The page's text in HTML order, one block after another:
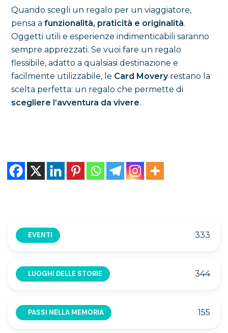
Quando scegli un regalo per un viaggiatore,
pensa a funzionalità, praticità e originalità.
Oggetti utili e esperienze indimenticabili saranno
sempre apprezzati. Se vuoi fare un regalo
flessibile, adatto a qualsiasi destinazione e
facilmente utilizzabile, le Card Moveryrestano la
scelta perfetta: un regalo che permette di
scegliere l’avventura da vivere.
EVENTI 333
LUOGHI DELLE STORIE 344
PASSI NELLA MEMORIA 155